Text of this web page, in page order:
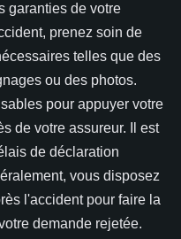
garanties de votre
prenez soin de
telles que des
ou des photos.
pour appuyer votre
de votre assureur. Il est
de déclaration
vous disposez
l'accident pour faire la
demande rejetée.